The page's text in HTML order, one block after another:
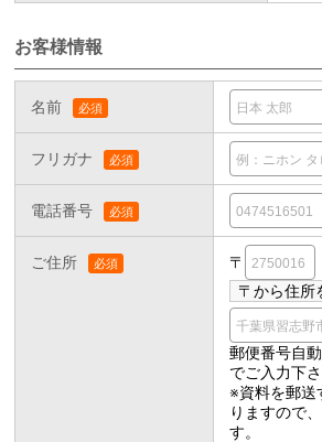
お客様情報
名前
フリガナ
電話番号
ご住所 〒
郵便番号自
でご入力下さ
※資料を郵送
りますので
す。